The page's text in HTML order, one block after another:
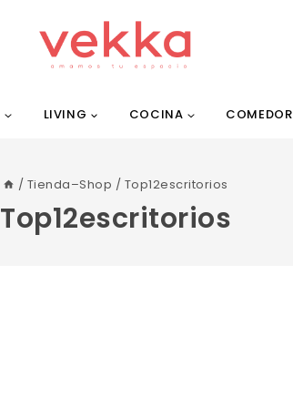
LIVING COCINA COMEDOR
/ Tienda–Shop / Top12escritorios
Top12escritorios